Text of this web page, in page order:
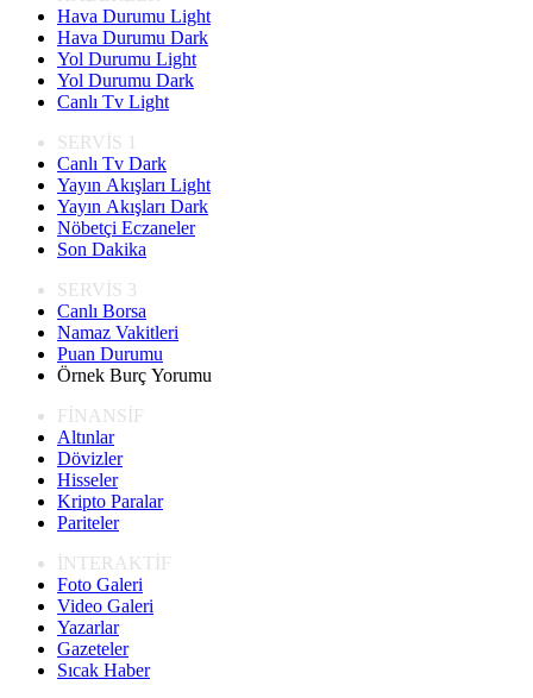
Hava Durumu Light
Hava Durumu Dark
Yol Durumu Light
Yol Durumu Dark
Canlı Tv Light
SERVİS 1
Canlı Tv Dark
Yayın Akışları Light
Yayın Akışları Dark
Nöbetçi Eczaneler
Son Dakika
SERVİS 3
Canlı Borsa
Namaz Vakitleri
Puan Durumu
Örnek Burç Yorumu
FİNANSİF
Altınlar
Dövizler
Hisseler
Kripto Paralar
Pariteler
İNTERAKTİF
Foto Galeri
Video Galeri
Yazarlar
Gazeteler
Sıcak Haber